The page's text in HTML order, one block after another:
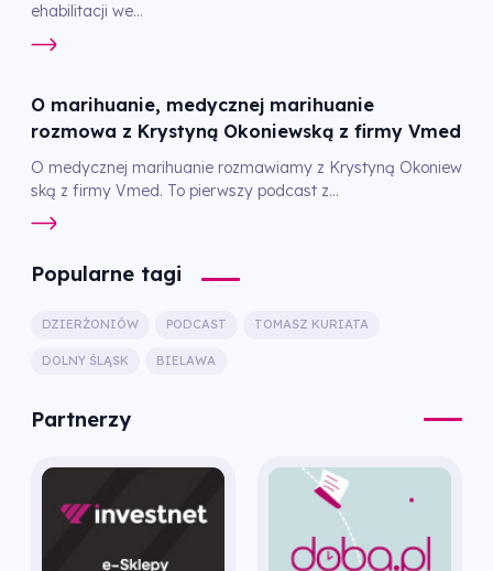
ehabilitacji we...
O marihuanie, medycznej marihuanie
rozmowa z Krystyną Okoniewską z firmy Vmed
O medycznej marihuanie rozmawiamy z Krystyną Okoniew
ską z firmy Vmed. To pierwszy podcast z...
Popularne tagi
DZIERŻONIÓW PODCAST TOMASZ KURIATA
DOLNY ŚLĄSK BIELAWA
Partnerzy